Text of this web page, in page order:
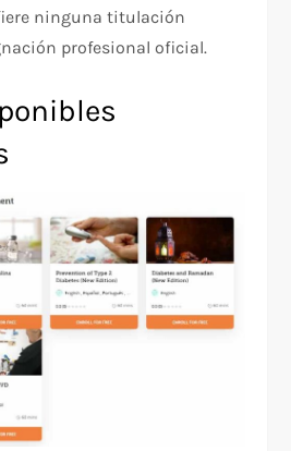
ninguna titulación
profesional oficial.